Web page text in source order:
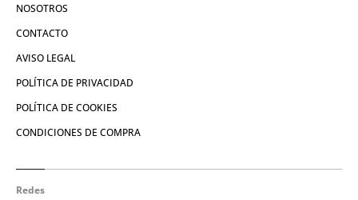
NOSOTROS
CONTACTO
AVISO LEGAL
POLÍTICA DE PRIVACIDAD
POLÍTICA DE COOKIES
CONDICIONES DE COMPRA
Redes